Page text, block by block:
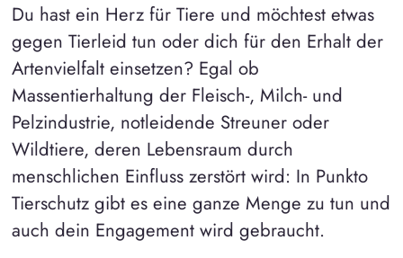
Du hast ein Herz für Tiere und möchtest etwas
gegen Tierleid tun oder dich für den Erhalt der
Artenvielfalt einsetzen? Egal ob
Massentierhaltung der Fleisch-, Milch- und
Pelzindustrie, notleidende Streuner oder
Wildtiere, deren Lebensraum durch
menschlichen Einfluss zerstört wird: In Punkto
Tierschutz gibt es eine ganze Menge zu tun und
auch dein Engagement wird gebraucht.